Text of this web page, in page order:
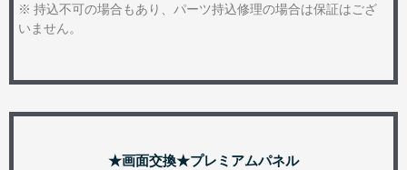
※ 持込不可の場合もあり、パーツ持込修理の場合は保証はござ
いません。
★画面交換★プレミアムパネル